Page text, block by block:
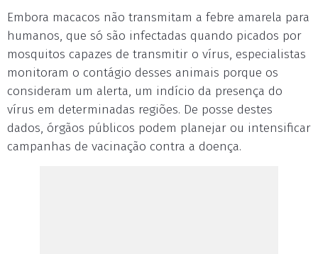
Embora macacos não transmitam a febre amarela para
humanos, que só são infectadas quando picados por
mosquitos capazes de transmitir o vírus, especialistas
monitoram o contágio desses animais porque os
consideram um alerta, um indício da presença do
vírus em determinadas regiões. De posse destes
dados, órgãos públicos podem planejar ou intensificar
campanhas de vacinação contra a doença.